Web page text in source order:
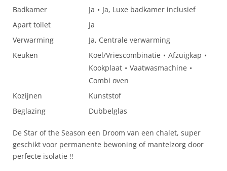
Badkamer
Ja
Ja, Luxe badkamer inclusief
Apart toilet
Ja
Verwarming
Ja, Centrale verwarming
Keuken
Koel/Vriescombinatie
Afzuigkap
Kookplaat
Vaatwasmachine
Combi oven
Kozijnen
Kunststof
Beglazing
Dubbelglas
De Star of the Season een Droom van een chalet, super
geschikt voor permanente bewoning of mantelzorg door
perfecte isolatie !!